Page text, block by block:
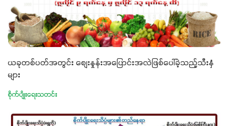
ယခုတစ်ပတ်အတွင်း စျေးနှုန်းအပြောင်းအလဲဖြစ်ပေါ်ခဲ့သည့်သီးနှံ
များ
စိုက်ပျိုးရေးသတင်း